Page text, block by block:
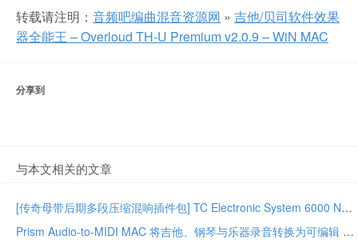
转载请注明： 音频吧编曲混音资源网 » 吉他/贝司软件效果
器全能王 – Overloud TH-U Premium v2.0.9 – WiN MAC
分享到
与本文相关的文章
[传奇母带后期多段压缩混响插件包] TC Electronic System 6000 Native Series Bundle 02.2026-GUISEPPE [MacOSX]（203MB）
Prism Audio-to-MIDI MAC 将吉他、钢琴与乐器录音转换为可编辑 MIDI